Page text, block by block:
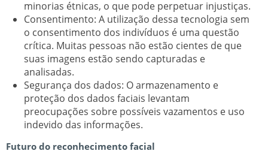
minorias étnicas, o que pode perpetuar injustiças.
Consentimento: A utilização dessa tecnologia sem
o consentimento dos indivíduos é uma questão
crítica. Muitas pessoas não estão cientes de que
suas imagens estão sendo capturadas e
analisadas.
Segurança dos dados: O armazenamento e
proteção dos dados faciais levantam
preocupações sobre possíveis vazamentos e uso
indevido das informações.
Futuro do reconhecimento facial